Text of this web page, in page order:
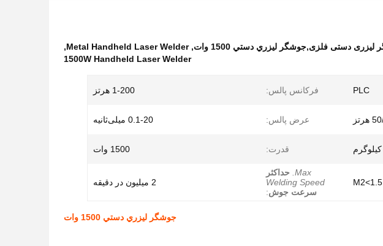
,
Metal Handheld Laser Welder
,
1500W Handheld Laser Welder
PLC فرکانس پالس: 1-200 هرتز
عرض پالس: 0.1-20 میلی‌ثانیه
قدرت: 1500 وات
M2<1.5
Max. حداکثر
Welding Speed
سرعت جوش:
2 میلیون در دقیقه
جوشگر ليزري دستي 1500 وات